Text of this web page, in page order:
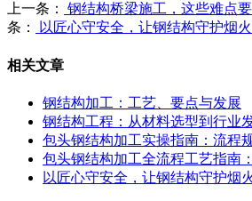
上一条：
钢结构桥梁施工，这些难点
条：
以匠心守安全，让钢结构守护烟
相关文章
钢结构加工：工艺、要点与发展
钢结构工程：从材料选型到行业
包头钢结构加工实操指南：流程
包头钢结构加工全流程工艺指南
以匠心守安全，让钢结构守护烟